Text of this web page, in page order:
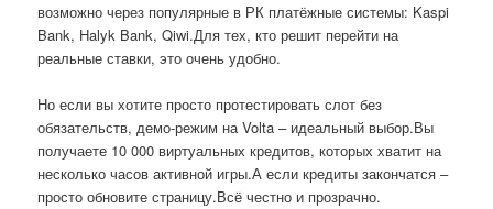
возможно через популярные в РК платёжные системы: Kaspi
Bank, Halyk Bank, Qiwi.Для тех, кто решит перейти на
реальные ставки, это очень удобно.
Но если вы хотите просто протестировать слот без
обязательств, демо-режим на Volta – идеальный выбор.Вы
получаете 10 000 виртуальных кредитов, которых хватит на
несколько часов активной игры.А если кредиты закончатся –
просто обновите страницу.Всё честно и прозрачно.